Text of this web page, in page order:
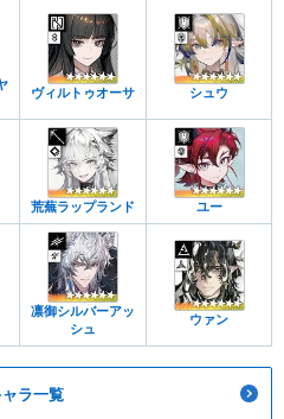
ヴィルトゥオーサ シュウ
荒蕪ラップランド ユー
凛御シルバーアッ
シュ
ウァン
ャラ一覧